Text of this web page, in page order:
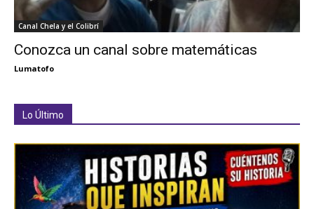
Canal Chela y el Colibrí
Conozca un canal sobre matemáticas
Lumatofo
Lo Último